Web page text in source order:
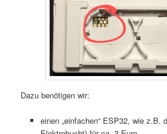
Dazu benötigen wir:
einen „einfachen“ ESP32, wie z.B.